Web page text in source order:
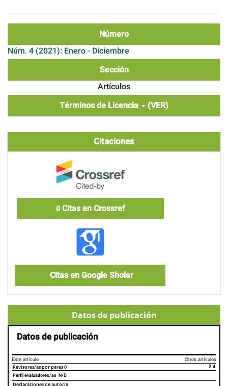
Número
Núm. 4 (2021): Enero - Diciembre
Sección
Artículos
Términos de Licencia
(VER)
Citaciones
0Citas en Crossref
Citas en Google Sholar
Datos de publicación
Datos de publicación
Este artículo Otros artículos
Revisores/as por pares0 2.4
Perfil evaluadores/as N/D
Declaraciones de autoría